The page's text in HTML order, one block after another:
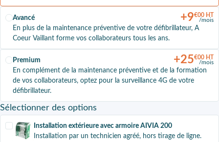
Avancé +9€00 HT
/mois
En plus de la maintenance préventive de votre défibrillateur, A
Coeur Vaillant forme vos collaborateurs tous les ans.
Premium +25€00 HT
/mois
En complément de la maintenance préventive et de la formation
de vos collaborateurs, optez pour la surveillance 4G de votre
défibrillateur.
Sélectionner des options
Installation extérieure avec armoire AIVIA 200
Installation par un technicien agréé, hors tirage de ligne.